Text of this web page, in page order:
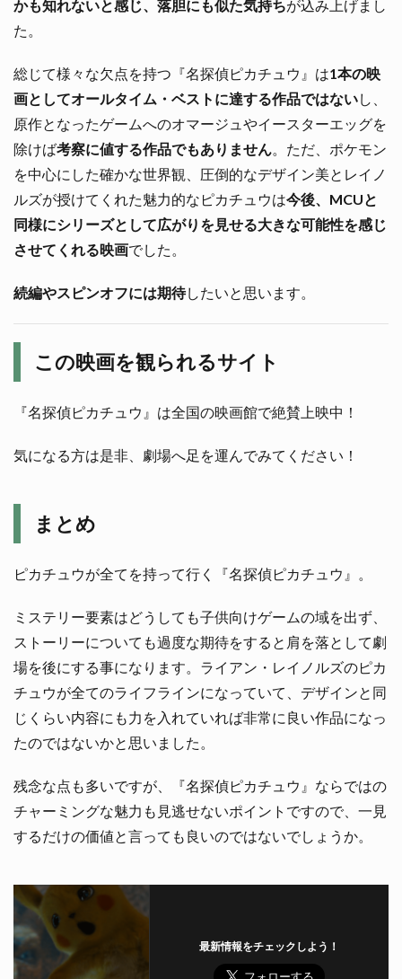
かも知れないと感じ、落胆にも似た気持ちが込み上げまし
た。
総じて様々な欠点を持つ『名探偵ピカチュウ』は1本の映
画としてオールタイム・ベストに達する作品ではないし、
原作となったゲームへのオマージュやイースターエッグを
除けば考察に値する作品でもありません 。ただ、ポケモン
を中心にした確かな世界観、圧倒的なデザイン美とレイノ
ルズが授けてくれた魅力的なピカチュウは今後、MCUと
同様にシリーズとして広がりを見せる大きな可能性を感じ
させてくれる映画でした。
続編やスピンオフには期待したいと思います。
この映画を観られるサイト
『名探偵ピカチュウ』は全国の映画館で絶賛上映中！
気になる方は是非、劇場へ足を運んでみてください！
まとめ
ピカチュウが全てを持って行く『名探偵ピカチュウ』。
ミステリー要素はどうしても子供向けゲームの域を出ず、
ストーリーについても過度な期待をすると肩を落として劇
場を後にする事になります。ライアン・レイノルズのピカ
チュウが全てのライフラインになっていて、デザインと同
じくらい内容にも力を入れていれば非常に良い作品になっ
たのではないかと思いました。
残念な点も多いですが、『名探偵ピカチュウ』ならではの
チャーミングな魅力も見逃せないポイントですので、一見
するだけの価値と言っても良いのではないでしょうか。
最新情報をチェックしよう！